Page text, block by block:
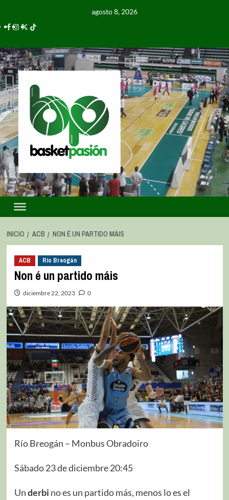
agosto 8, 2026
INICIO ACB NON É UN PARTIDO MÁIS
ACB Río Breogán
Non é un partido máis
diciembre 22, 2023 0
Río Breogán – Monbus Obradoiro
Sábado 23 de diciembre 20:45
Underbi no es un partido más, menos lo es el